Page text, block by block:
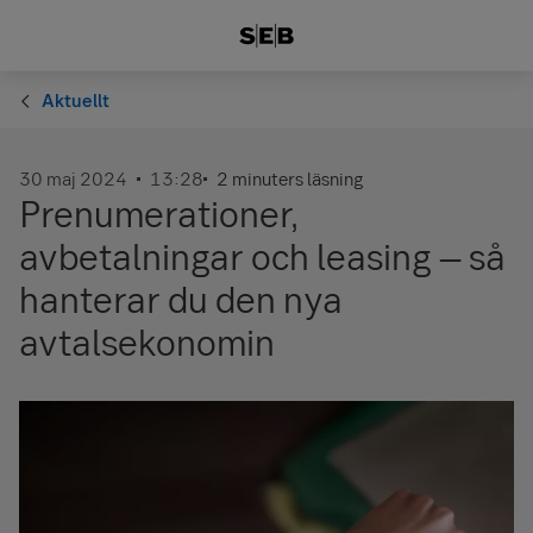
Aktuellt
30 maj 2024 13:28 2 minuters läsning
Prenumerationer,
avbetalningar och leasing – så
hanterar du den nya
avtalsekonomin